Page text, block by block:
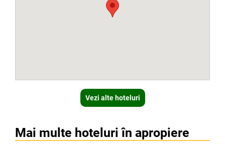
Vezi alte hoteluri
Mai multe hoteluri în apropiere